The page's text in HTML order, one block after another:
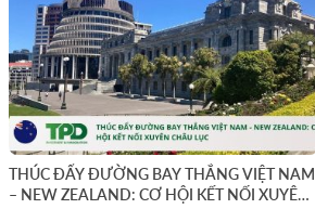
THÚC ĐẨY ĐƯỜNG BAY THẲNG VIỆT NAM
– NEW ZEALAND: CƠ HỘI KẾT NỐI XUYÊN